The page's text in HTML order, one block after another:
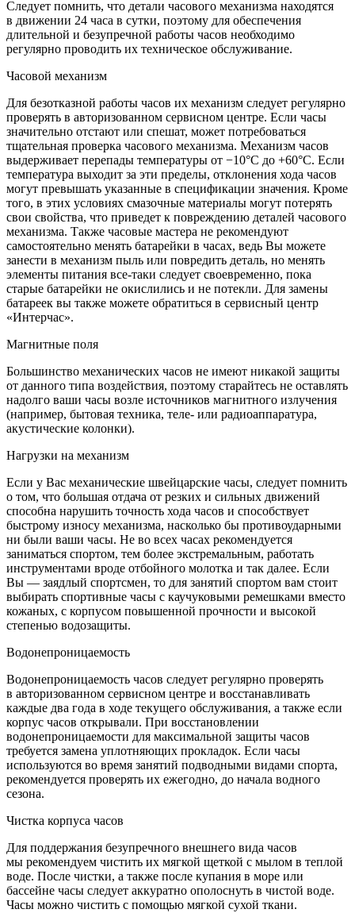
Следует помнить, что детали часового механизма находятся
в движении 24 часа в сутки, поэтому для обеспечения
длительной и безупречной работы часов необходимо
регулярно проводить их техническое обслуживание.
Часовой механизм
Для безотказной работы часов их механизм следует регулярно
проверять в авторизованном сервисном центре. Если часы
значительно отстают или спешат, может потребоваться
тщательная проверка часового механизма. Механизм часов
выдерживает перепады температуры от −10°C до +60°C. Если
температура выходит за эти пределы, отклонения хода часов
могут превышать указанные в спецификации значения. Кроме
того, в этих условиях смазочные материалы могут потерять
свои свойства, что приведет к повреждению деталей часового
механизма. Также часовые мастера не рекомендуют
самостоятельно менять батарейки в часах, ведь Вы можете
занести в механизм пыль или повредить деталь, но менять
элементы питания все-таки следует своевременно, пока
старые батарейки не окислились и не потекли. Для замены
батареек вы также можете обратиться в сервисный центр
«Интерчас».
Магнитные поля
Большинство механических часов не имеют никакой защиты
от данного типа воздействия, поэтому старайтесь не оставлять
надолго ваши часы возле источников магнитного излучения
(например, бытовая техника, теле- или радиоаппаратура,
акустические колонки).
Нагрузки на механизм
Если у Вас механические швейцарские часы, следует помнить
о том, что большая отдача от резких и сильных движений
способна нарушить точность хода часов и способствует
быстрому износу механизма, насколько бы противоударными
ни были ваши часы. Не во всех часах рекомендуется
заниматься спортом, тем более экстремальным, работать
инструментами вроде отбойного молотка и так далее. Если
Вы — заядлый спортсмен, то для занятий спортом вам стоит
выбирать спортивные часы с каучуковыми ремешками вместо
кожаных, с корпусом повышенной прочности и высокой
степенью водозащиты.
Водонепроницаемость
Водонепроницаемость часов следует регулярно проверять
в авторизованном сервисном центре и восстанавливать
каждые два года в ходе текущего обслуживания, а также если
корпус часов открывали. При восстановлении
водонепроницаемости для максимальной защиты часов
требуется замена уплотняющих прокладок. Если часы
используются во время занятий подводными видами спорта,
рекомендуется проверять их ежегодно, до начала водного
сезона.
Чистка корпуса часов
Для поддержания безупречного внешнего вида часов
мы рекомендуем чистить их мягкой щеткой с мылом в теплой
воде. После чистки, а также после купания в море или
бассейне часы следует аккуратно ополоснуть в чистой воде.
Часы можно чистить с помощью мягкой сухой ткани.